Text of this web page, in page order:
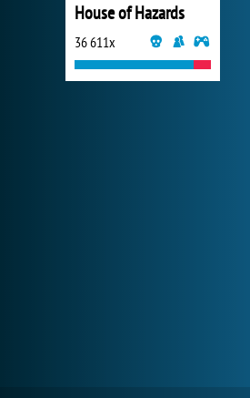
House of Hazards
36 611x